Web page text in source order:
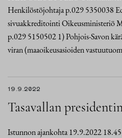
Henkilöstöjohtaja p.029 5350038
sivuakkreditointi Oikeusministeriö
p.029 5150502 1) Pohjois-Savon
viran (maaoikeusasioiden
19.9.2022
Tasavallan
Istunnon ajankohta 19.9.2022